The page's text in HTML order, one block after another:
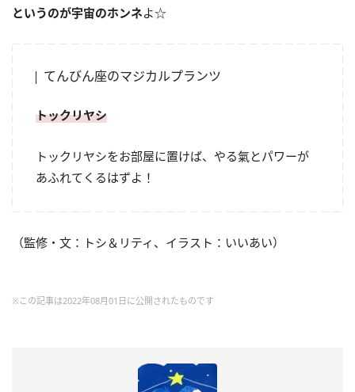
というのが宇宙のホンネよ☆
てんびん座のマジカルプランツ
トックリヤシ
トックリヤシをお部屋に置けば、やる氣とパワーが
あふれてくるはずよ！
（監修・文：トシ＆リティ、イラスト：いいあい）
※この記事は2022年08月01日に公開されたものです